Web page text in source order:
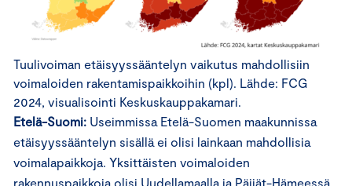
Tuulivoiman etäisyyssääntelyn vaikutus mahdollisiin
voimaloiden rakentamispaikkoihin (kpl). Lähde: FCG
2024, visualisointi Keskuskauppakamari.
Etelä-Suomi: Useimmissa Etelä-Suomen maakunnissa
etäisyyssääntelyn sisällä ei olisi lainkaan mahdollisia
voimalapaikkoja. Yksittäisten voimaloiden
rakennuspaikkoja olisi Uudellamaalla ja Päijät-Hämeessä.